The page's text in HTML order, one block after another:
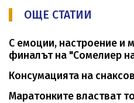
ОЩЕ СТАТИИ
С емоции, настроение и
финалът на "Сомелиер
Консумацията на
Маратонките властват